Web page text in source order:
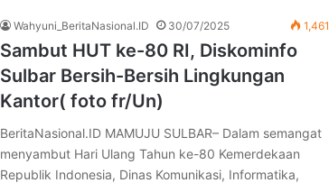
Wahyuni_BeritaNasional.ID 30/07/2025 1,461
Sambut HUT ke-80 RI, Diskominfo
Sulbar Bersih-Bersih Lingkungan
Kantor( foto fr/Un)
BeritaNasional.ID MAMUJU SULBAR– Dalam semangat
menyambut Hari Ulang Tahun ke-80 Kemerdekaan
Republik Indonesia, Dinas Komunikasi, Informatika,